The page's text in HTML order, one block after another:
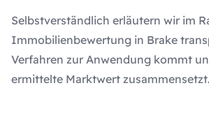
Selbstverständlich erläutern wir im
Immobilienbewertung in Brake
Verfahren zur Anwendung kommt
ermittelte Marktwert zusammensetzt.